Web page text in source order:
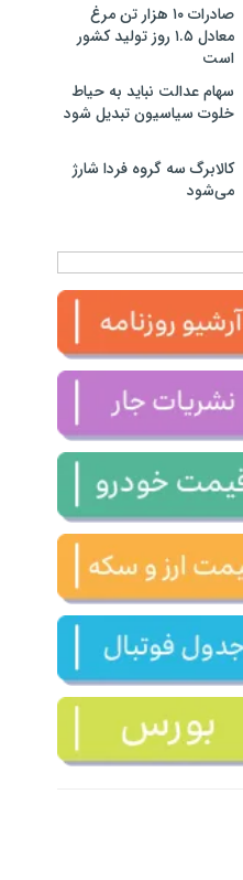
صادرات ۱۰ هزار تن مرغ
معادل ۱.۵ روز تولید کشور
است
سهام عدالت نباید به حیاط
خلوت سیاسیون تبدیل شود
کالابرگ سه گروه فردا شارژ
می‌شود